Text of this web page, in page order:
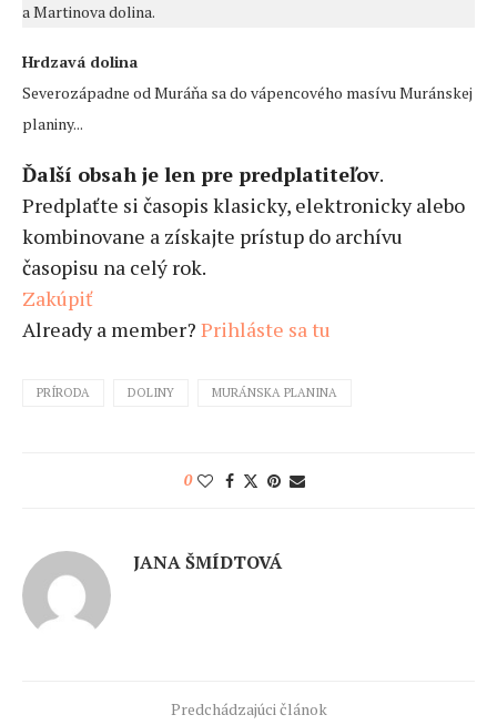
a Martinova dolina.
Hrdzavá dolina
Severozápadne od Muráňa sa do vápencového masívu Muránskej
planiny...
Ďalší obsah je len pre predplatiteľov.
Predplaťte si časopis klasicky, elektronicky alebo
kombinovane a získajte prístup do archívu
časopisu na celý rok.
Zakúpiť
Already a member? Prihláste sa tu
PRÍRODA DOLINY MURÁNSKA PLANINA
0
JANA ŠMÍDTOVÁ
Predchádzajúci článok